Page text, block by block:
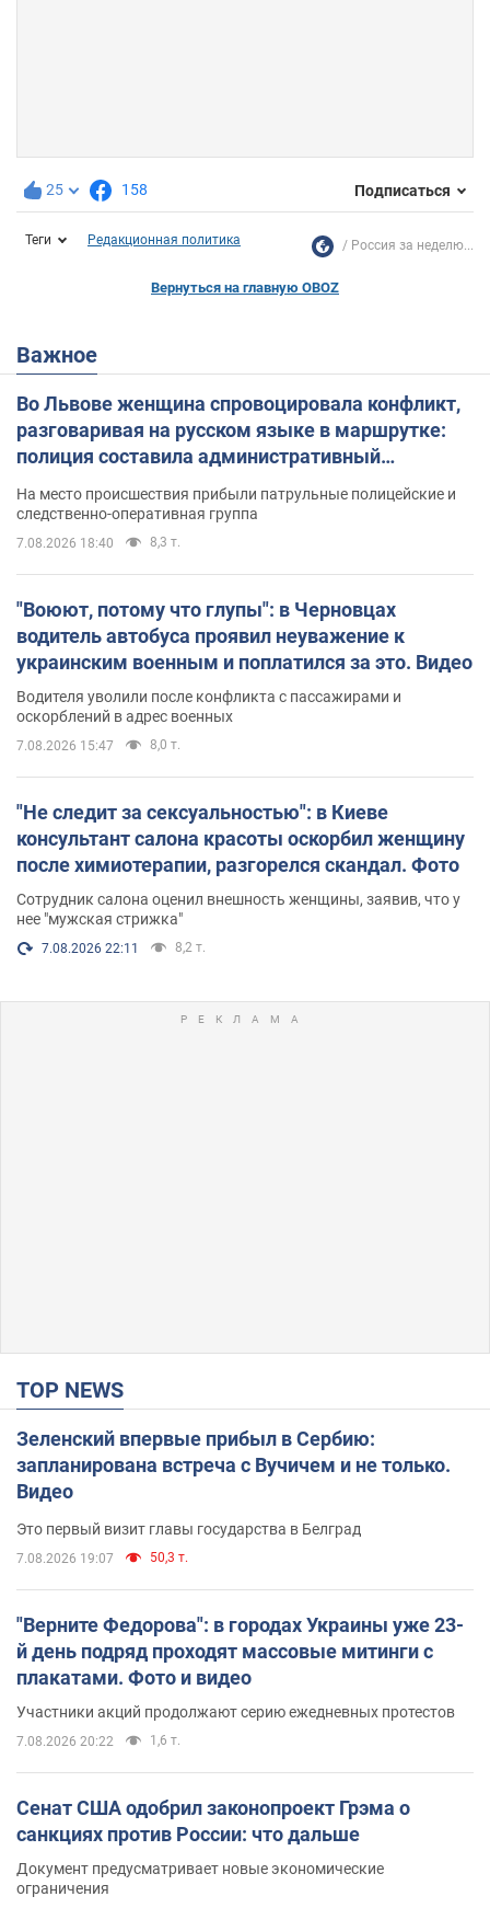
25 158 Подписаться
Теги Редакционная политика Россия за неделю...
Вернуться на главную OBOZ
Важное
Во Львове женщина спровоцировала конфликт,
разговаривая на русском языке в маршрутке:
полиция составила административный
На место происшествия прибыли патрульные полицейские и
следственно-оперативная группа
7.08.2026 18:40 8,3 т.
"Воюют, потому что глупы": в Черновцах
водитель автобуса проявил неуважение к
украинским военным и поплатился за это. Видео
Водителя уволили после конфликта с пассажирами и
оскорблений в адрес военных
7.08.2026 15:47 8,0 т.
"Не следит за сексуальностью": в Киеве
консультант салона красоты оскорбил женщину
после химиотерапии, разгорелся скандал. Фото
Сотрудник салона оценил внешность женщины, заявив, что у
нее "мужская стрижка"
7.08.2026 22:11 8,2 т.
TOP NEWS
Зеленский впервые прибыл в Сербию:
запланирована встреча с Вучичем и не только.
Видео
Это первый визит главы государства в Белград
7.08.2026 19:07 50,3 т.
"Верните Федорова": в городах Украины уже 23-
й день подряд проходят массовые митинги с
плакатами. Фото и видео
Участники акций продолжают серию ежедневных протестов
7.08.2026 20:22 1,6 т.
Сенат США одобрил законопроект Грэма о
санкциях против России: что дальше
Документ предусматривает новые экономические
ограничения